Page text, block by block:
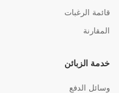
قائمة الرغبات
المقارنة
خدمة الزبائن
وسائل الدفع